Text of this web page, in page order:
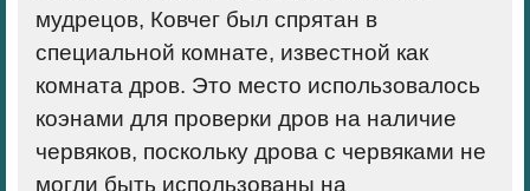
мудрецов, Ковчег был спрятан в
специальной комнате, известной как
комната дров. Это место использовалось
коэнами для проверки дров на наличие
червяков, поскольку дрова с червяками не
могли быть использованы на